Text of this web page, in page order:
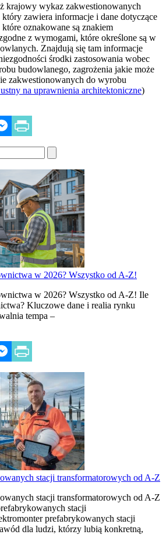
krajowy wykaz zakwestionowanych
zawiera informacje i dane dotyczące
oznakowane są znakiem
z wymogami, które określone są w
Znajdują się tam informacje
środki zastosowania wobec
budowlanego, zagrożenia jakie może
zakwestionowanych do wyrobu
na uprawnienia architektoniczne)
w 2026? Wszystko od A-Z!
w 2026? Wszystko od A-Z! Ile
Kluczowe dane i realia rynku
tempa –
stacji transformatorowych od A-Z
stacji transformatorowych od A-Z
stacji
prefabrykowanych stacji
dla ludzi, którzy lubią konkretną,